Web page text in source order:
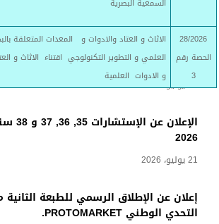
أخر مستجدات الكلية
و 38 .
29 يوليو، 2026
الإعلان عن
2026
21 يوليو، 2026
إعلان عن الإطلاق الرسمي للطبعة الثانية
التحدي الوطني PROTOMARKET.
السمعية البصرية
28/2026
الحصة رقم
3
الاثاث و العتاد والادوات و المعدات المتعلقة
العلمي و التطوير التكنولوجي اقتناء الاثاث و
و الادوات العلمية